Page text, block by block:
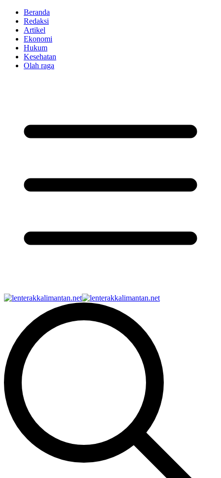
Beranda
Redaksi
Artikel
Ekonomi
Hukum
Kesehatan
Olah raga